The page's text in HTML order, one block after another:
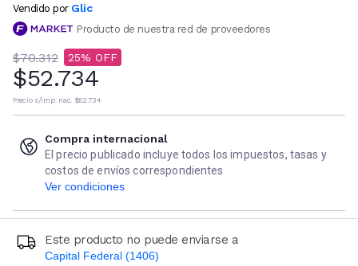
Vendido por Glic
Producto de nuestra red de proveedores
$70.312 25
$52.734
Precio s/imp. nac. $52.734
Compra internacional
El precio publicado incluye todos los impuestos, tasas y
costos de envíos correspondientes
Ver condiciones
Este producto no puede enviarse a
Capital Federal (1406)